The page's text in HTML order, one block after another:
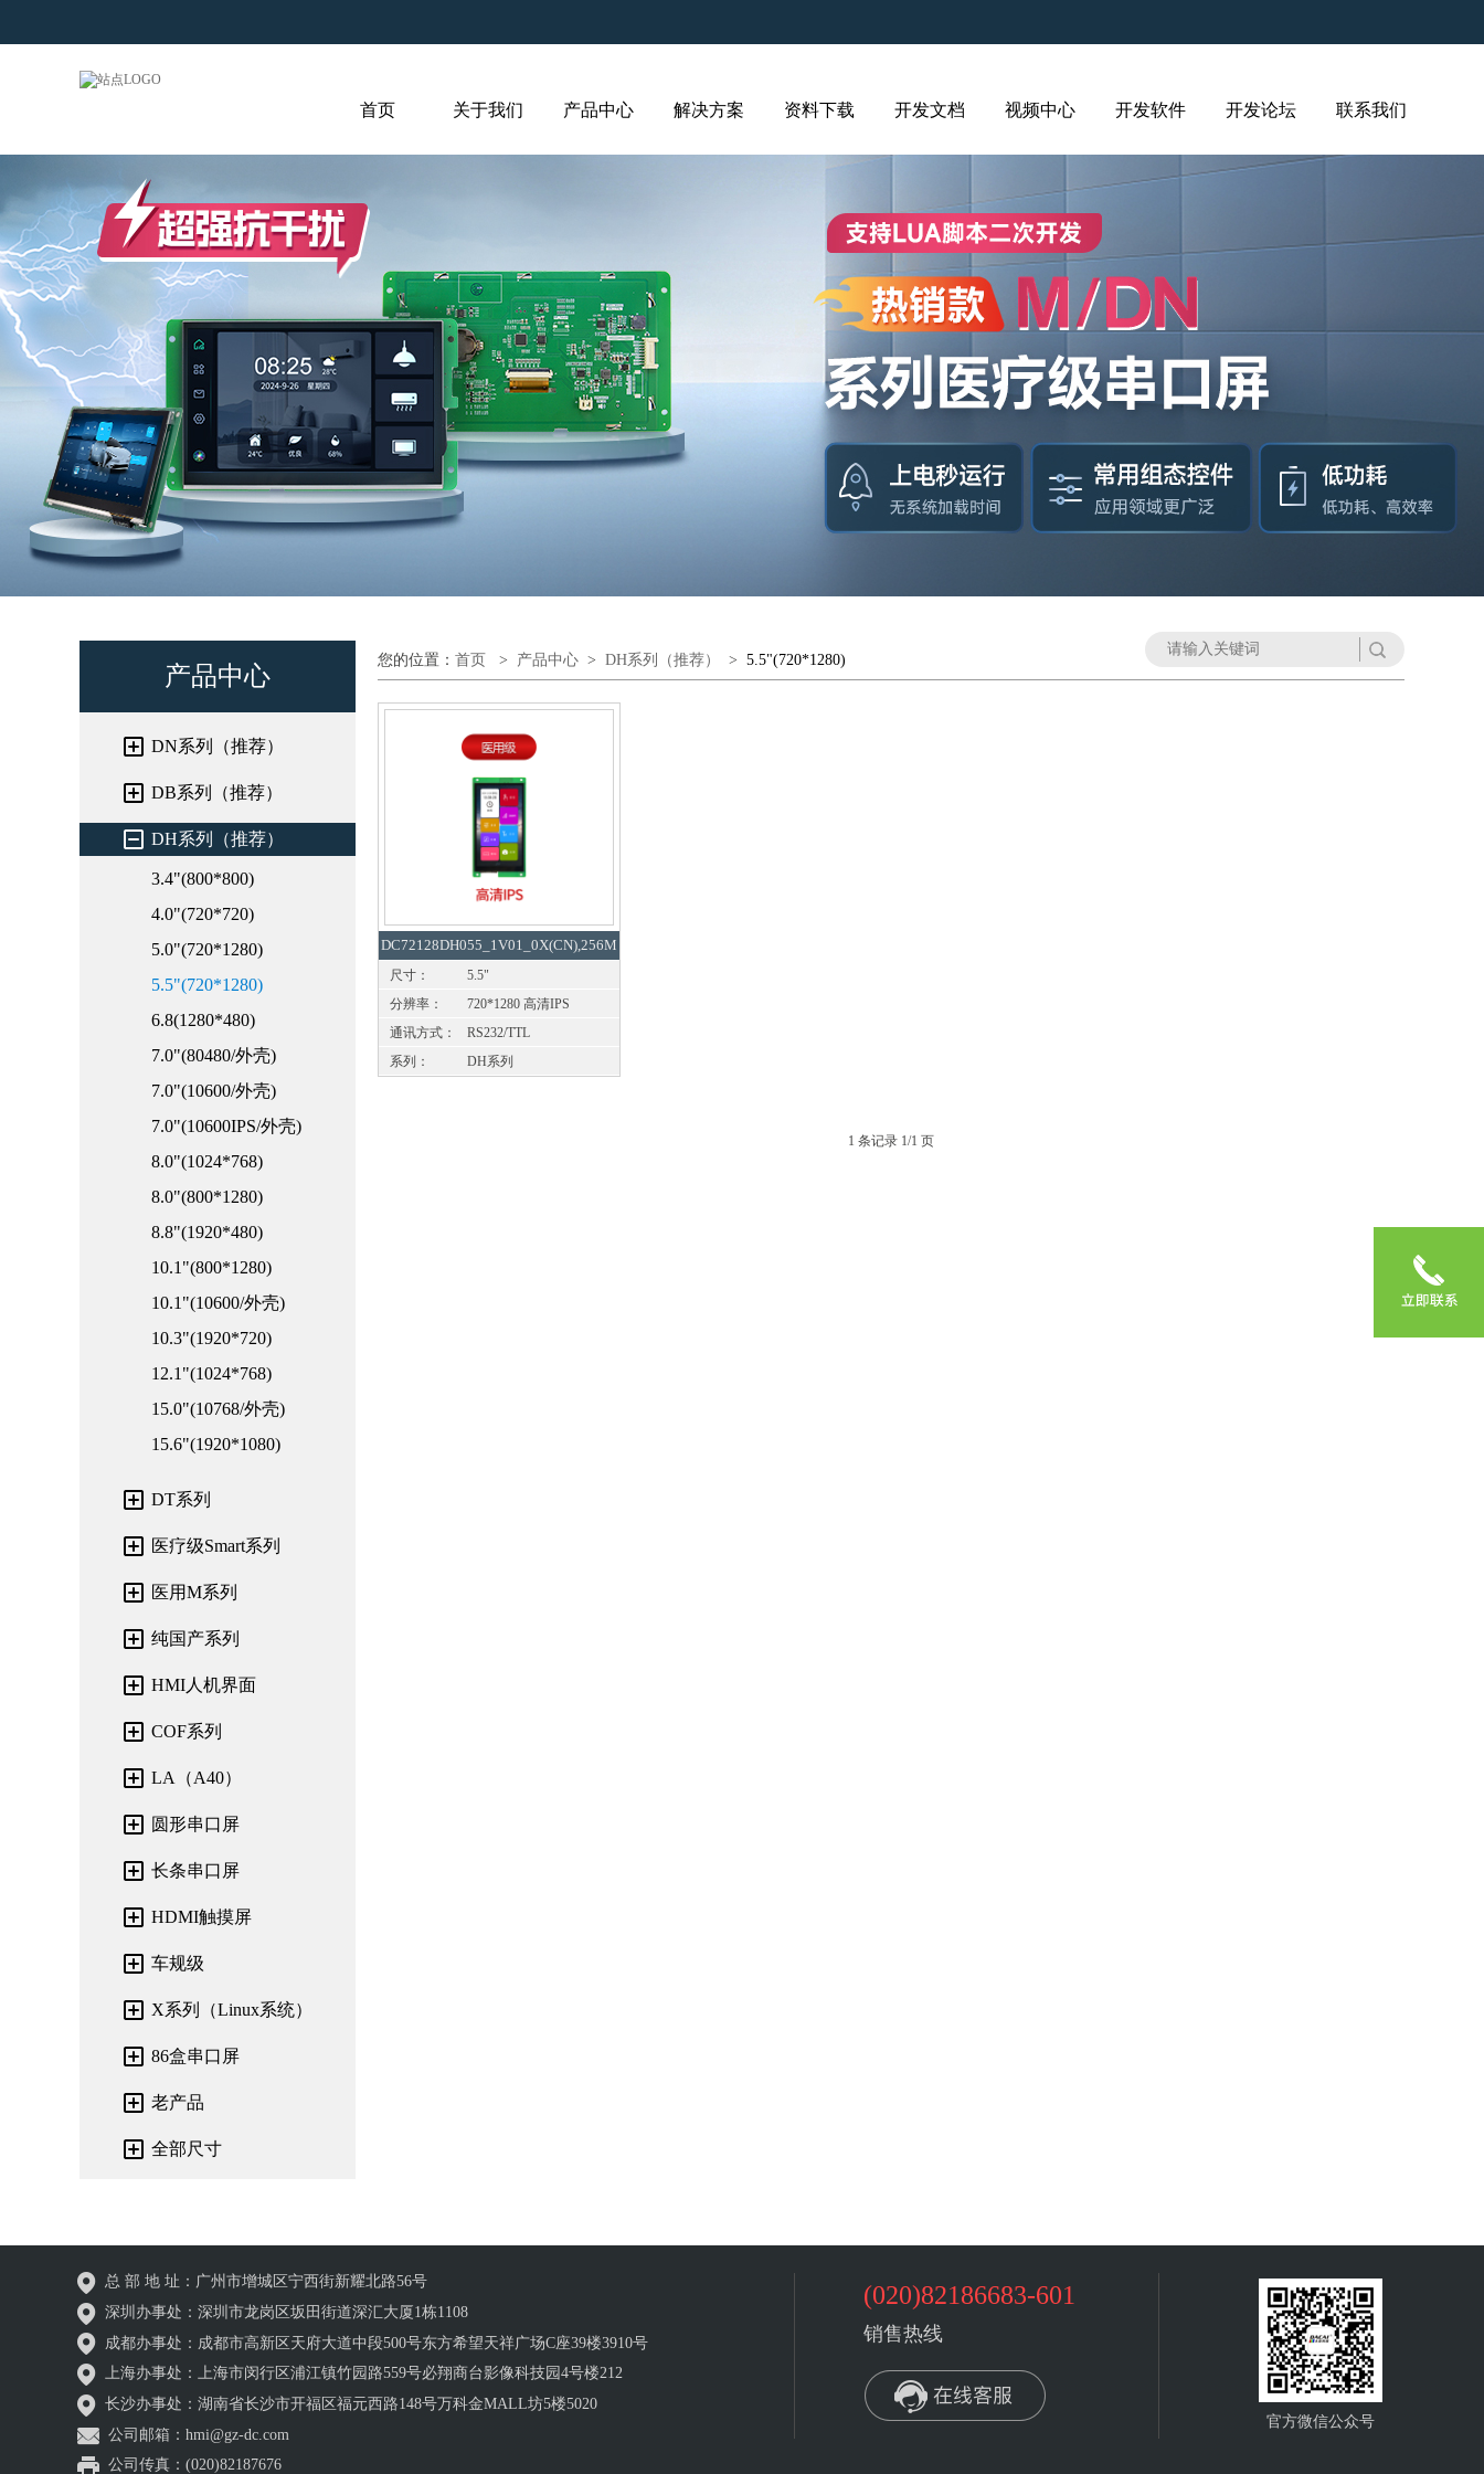
首页 关于我们 产品中心 解决方案 资料下载 开发文档 视频中心 开发软件 开发论坛 联系我们
产品中心
DN系列（推荐）
DB系列（推荐）
DH系列（推荐）
3.4"(800*800)
4.0"(720*720)
5.0"(720*1280)
5.5"(720*1280)
6.8(1280*480)
7.0"(80480/外壳)
7.0"(10600/外壳)
7.0"(10600IPS/外壳)
8.0"(1024*768)
8.0"(800*1280)
8.8"(1920*480)
10.1"(800*1280)
10.1"(10600/外壳)
10.3"(1920*720)
12.1"(1024*768)
15.0"(10768/外壳)
15.6"(1920*1080)
DT系列
医疗级Smart系列
医用M系列
纯国产系列
HMI人机界面
COF系列
LA（A40）
圆形串口屏
长条串口屏
HDMI触摸屏
车规级
X系列（Linux系统）
86盒串口屏
老产品
全部尺寸
您的位置： 首页 > 产品中心 > DH系列（推荐） > 5.5"(720*1280)
DC72128DH055_1V01_0X(CN),256M
5.5"
尺寸：
720*1280 高清IPS
分辨率：
RS232/TTL
通讯方式：
DH系列
系列：
1 条记录 1/1 页
总 部 地 址：广州市增城区宁西街新耀北路56号
深圳办事处：深圳市龙岗区坂田街道深汇大厦1栋1108
成都办事处：成都市高新区天府大道中段500号东方希望天祥广场C座39楼3910号
上海办事处：上海市闵行区浦江镇竹园路559号必翔商台影像科技园4号楼212
长沙办事处：湖南省长沙市开福区福元西路148号万科金MALL坊5楼5020
公司邮箱：hmi@gz-dc.com
公司传真：(020)82187676
(020)82186683-601
销售热线
官方微信公众号